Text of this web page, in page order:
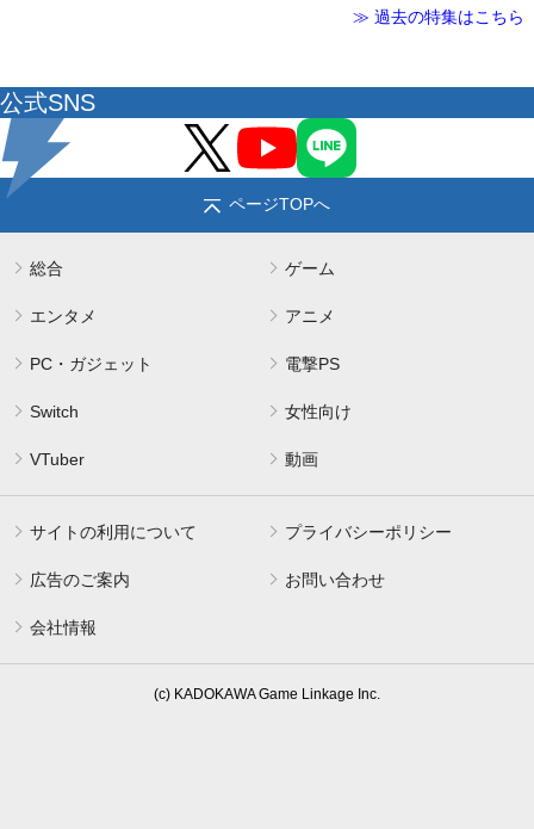
≫ 過去の特集はこちら
公式SNS
ページTOPへ
総合 ゲーム
エンタメ アニメ
PC・ガジェット 電撃PS
Switch 女性向け
VTuber 動画
サイトの利用について プライバシーポリシー
広告のご案内 お問い合わせ
会社情報
(c) KADOKAWA Game Linkage Inc.